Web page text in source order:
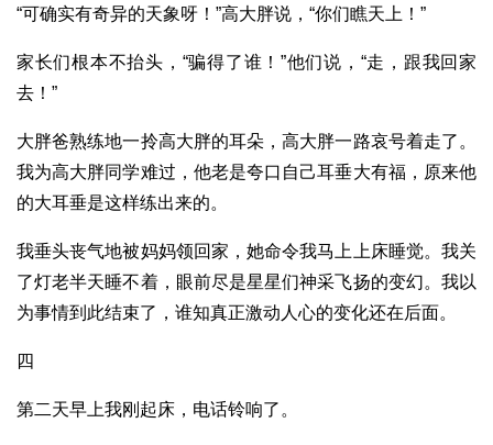
“可确实有奇异的天象呀！”高大胖说，“你们瞧天上！”
家长们根本不抬头，“骗得了谁！”他们说，“走，跟我回家
去！”
大胖爸熟练地一拎高大胖的耳朵，高大胖一路哀号着走了。
我为高大胖同学难过，他老是夸口自己耳垂大有福，原来他
的大耳垂是这样练出来的。
我垂头丧气地被妈妈领回家，她命令我马上上床睡觉。我关
了灯老半天睡不着，眼前尽是星星们神采飞扬的变幻。我以
为事情到此结束了，谁知真正激动人心的变化还在后面。
四
第二天早上我刚起床，电话铃响了。